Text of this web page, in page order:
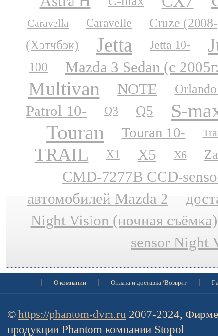
Caravella Caravelle
Cruze
(Хэтчбэк)
Jetta Jetta 10-
100 Mazda 3 Sedan (с
Multivan NOTE
Patrol 10- Q3 Q5 S-
Touran Touran 10-
TRAIL X1 X5 X6
CMD-7277B CCD-
автомобилей Mazda 2
Night Vision (ночная съёмка)
sensor Night
О компании Оплата и доставка /Возврат
© https://phantom-dvm.ru 2007-2024,
продукции Phantom компании Stopol